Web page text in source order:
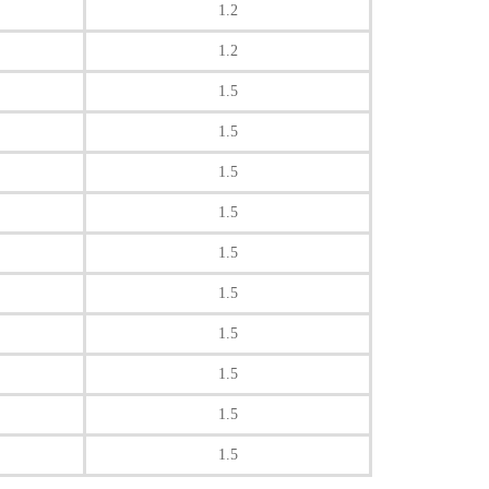
1.2
1.2
1.5
1.5
1.5
1.5
1.5
1.5
1.5
1.5
1.5
1.5